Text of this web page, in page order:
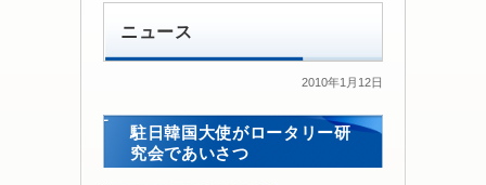
ニュース
2010年1月12日
駐日韓国大使がロータリー研
究会であいさつ